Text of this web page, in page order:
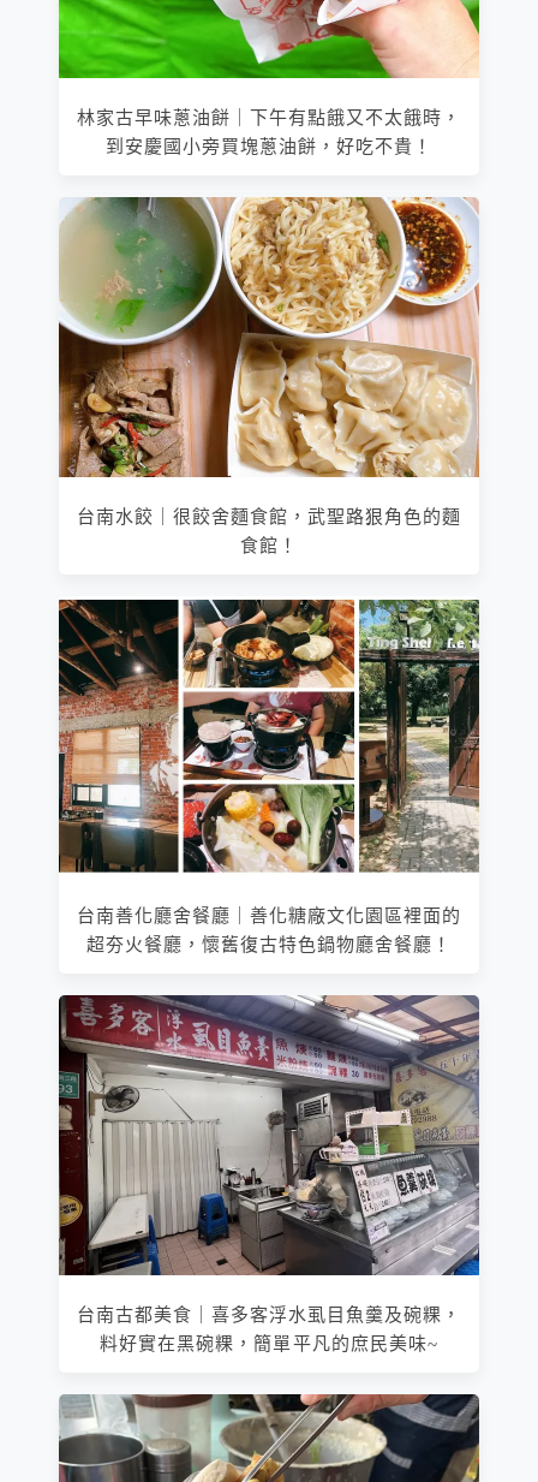
林家古早味蔥油餅｜下午有點餓又不太餓時，
到安慶國小旁買塊蔥油餅，好吃不貴！
台南水餃｜很餃舍麵食館，武聖路狠角色的麵
食館！
台南善化廳舍餐廳｜善化糖廠文化園區裡面的
超夯火餐廳，懷舊復古特色鍋物廳舍餐廳！
台南古都美食｜喜多客浮水虱目魚羹及碗粿，
料好實在黑碗粿，簡單平凡的庶民美味~